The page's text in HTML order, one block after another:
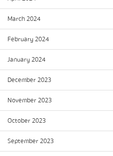
March 2024
February 2024
January 2024
December 2023
November 2023
October 2023
September 2023